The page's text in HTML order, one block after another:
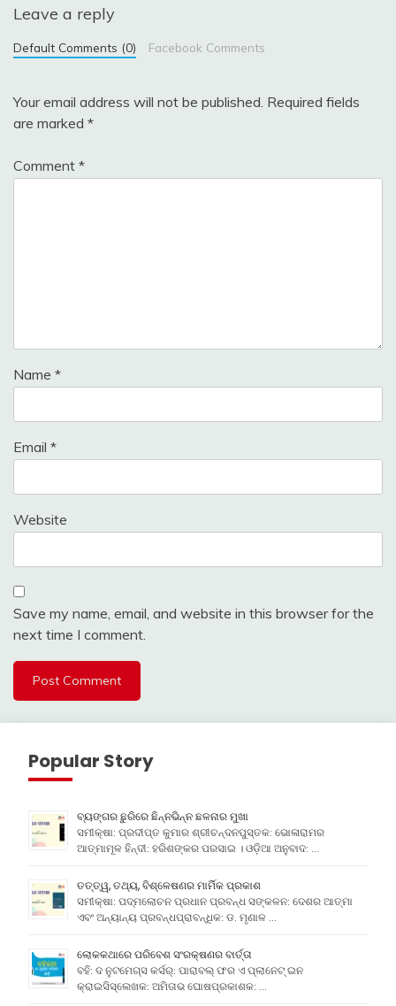
Leave a reply
Default Comments (0) Facebook Comments
Your email address will not be published. Required fields
are marked *
Comment *
Name *
Email *
Website
Save my name, email, and website in this browser for the
next time I comment.
Popular Story
ବ୍ୟଙ୍ଗର ଛୁରିରେ ଛିନ୍ନଭିନ୍ନ ଛଳନାର ମୁଖା
ସମୀକ୍ଷା: ପ୍ରଦୀପ୍ତ କୁମାର ଶ୍ରୀଚନ୍ଦନପୁସ୍ତକ: ଭୋଳାରାମର
ଆତ୍ମାମୂଳ ହିନ୍ଦୀ: ହରିଶଙ୍କର ପରସାଇ । ଓଡ଼ିଆ ଅନୁବାଦ: …
ତତ୍ତ୍ୱ, ତଥ୍ୟ, ବିଶ୍ଳେଷଣର ମାର୍ମିକ ପ୍ରକାଶ
ସମୀକ୍ଷା: ପଦ୍ମଲୋଚନ ପ୍ରଧାନ ପ୍ରବନ୍ଧ ସଙ୍କଳନ: ଦେଶର ଆତ୍ମା
ଏବଂ ଅନ୍ୟାନ୍ୟ ପ୍ରବନ୍ଧପ୍ରାବନ୍ଧିକ: ଡ. ମୃଣାଳ …
ଲୋକକଥାରେ ପରିବେଶ ସଂରକ୍ଷଣର ବାର୍ତ୍ତା
ବହି: ଦ ନୁଟମେଗ୍ସ କର୍ସର୍: ପାରାବଲ୍ ଫର ଏ ପ୍ଲାନେଟ୍ ଇନ
କ୍ରାଇସିସ୍ଲେଖକ: ଅମିତାଭ ଘୋଷପ୍ରକାଶକ: …